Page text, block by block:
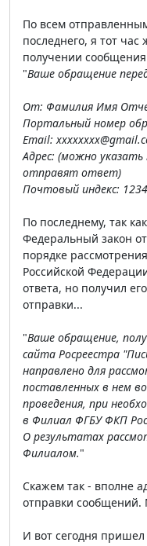
По всем
последнего, я тот
получении
"Ваше обращение
От: Фамилия Имя
Портальный номер
Email:
Адрес: (можно
отправят ответ)
Почтовый индекс:
По последнему, так
Федеральный закон
порядке
Российской
ответа, но получил
отправки...
"Ваше обращение,
сайта Росреестра
направлено для
поставленных в нем
проведения, при
в Филиал ФГБУ ФКП
О результатах
Филиалом."
Скажем так - вполне
отправки сообщений.
И вот сегодня